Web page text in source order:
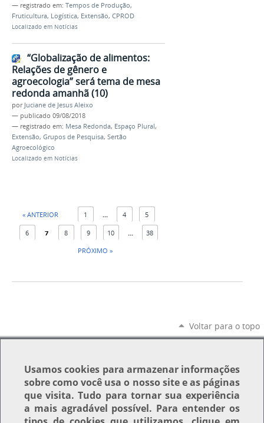
— registrado em: Tempos de Produção,
Fruticultura, Logística, Extensão, CPROD
Localizado em Notícias
“Globalização de alimentos:
Relações de gênero e
agroecologia” será tema de mesa
redonda amanhã (10)
por Juciane de Jesus Aleixo
— publicado 09/08/2018
— registrado em: Mesa Redonda, Espaço Plural,
Extensão, Grupos de Pesquisa, Sertão
Agroecológico
Localizado em Notícias
« ANTERIOR 1 ... 4 5
6 7 8 9 10 ...
38
PRÓXIMO »
Voltar para o topo
Usamoscookies para armazenar informações
sobre como você usa o nosso site e as páginas
que visita. Tudo para tornar sua experiência
a mais agradável possível. Para entender os